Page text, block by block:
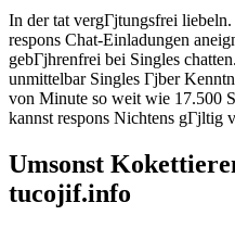
In der tat vergГјtungsfrei
respons Chat-Einladungen
gebГјhrenfrei bei Singles
unmittelbar Singles Гјber
von Minute so weit wie 17.500
kannst respons Nichtens gГјltig
Umsonst
tucojif.info